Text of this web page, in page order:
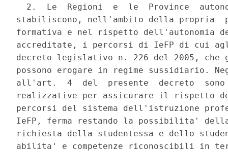
2.  Le  Regioni  e  le  Province
stabiliscono, nell'ambito della propria
formativa e nel rispetto dell'autonomia
accreditate, i percorsi di IeFP di cui
decreto legislativo n. 226 del 2005,
possono erogare in regime sussidiario.
all'art.  4  del  presente  decreto
realizzative per assicurare il rispetto
percorsi del sistema dell'istruzione
IeFP, ferma restando la possibilita'
richiesta della studentessa e dello
abilita' e competenze riconoscibili in